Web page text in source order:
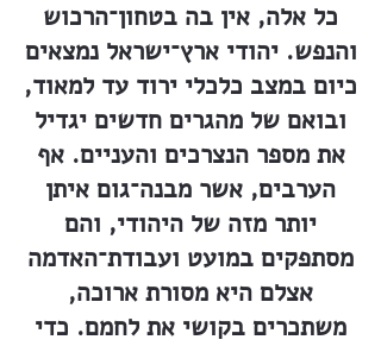
כל אלה, אין בה בטחון־הרכוש
והנפש. יהודי ארץ־ישראל נמצאים
כיום במצב כלכלי ירוד עד למאוד,
ובואם של מהגרים חדשים יגדיל
את מספר הנצרכים והעניים. אף
הערבים, אשר מבנה־גום איתן
יותר מזה של היהודי, והם
מסתפקים במועט ועבודת־האדמה
אצלם היא מסורת ארוכה,
משתכרים בקושי את לחמם. כדי